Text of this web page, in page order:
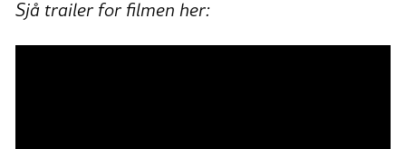
Sjå trailer for filmen her: